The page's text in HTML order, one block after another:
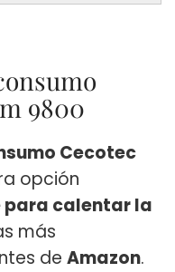
9800
Cecotec
opción
para calentar la
más
de Amazon.